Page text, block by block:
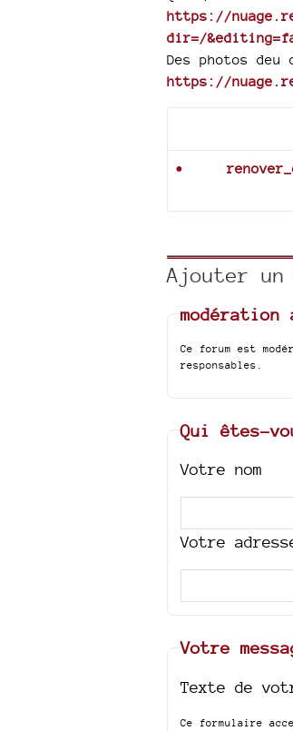
https://
dir=/
Des photos
https://
Ajouter un
Ce forum est
responsables.
Qui êtes-
Votre nom
Votre
Votre
Texte de
Ce formulaire